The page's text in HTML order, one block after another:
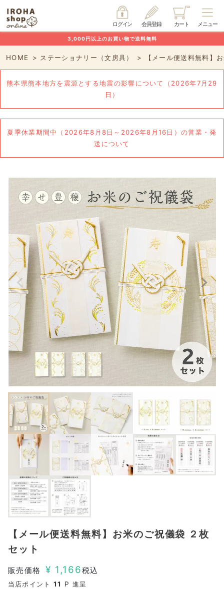
メニュー
カート
会員登録
ログイン
3,000円以上のお買い物で送料無料
HOME ステーショナリー（文房具） 【メール便送料無料】
熊本県熊本地方を震源とする地震の影響について（2026年7月29
日）
夏季休業期間中（2026年8月8日～2026年8月16日）の営業・発
送について
【メール便送料無料】お米のご祝儀袋 ２枚
セット
販売価格 ¥ 1,166税込
当店ポイント 11 P 進呈